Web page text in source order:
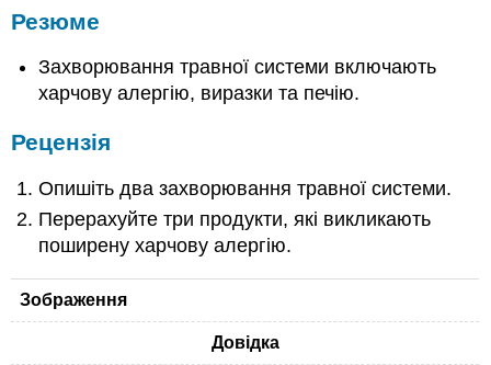
Резюме
Захворювання травної системи включають
харчову алергію, виразки та печію.
Рецензія
Опишіть два захворювання травної системи.
Перерахуйте три продукти, які викликають
поширену харчову алергію.
Зображення
Довідка